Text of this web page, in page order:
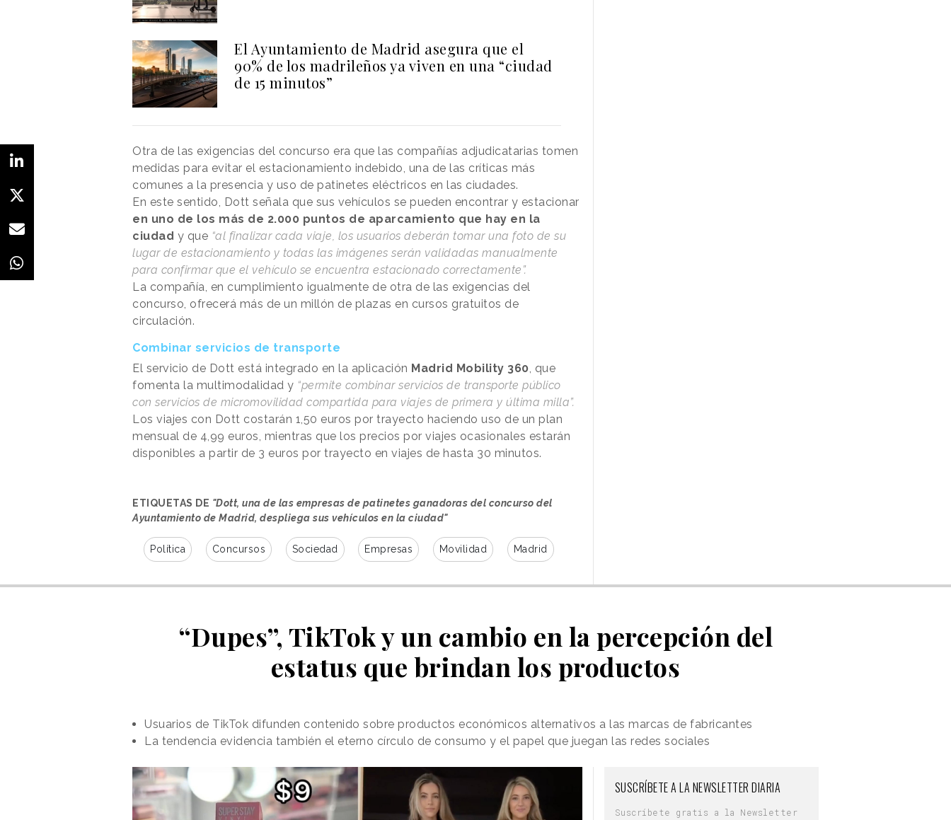
El Ayuntamiento de Madrid asegura que el
90% de los madrileños ya viven en una “ciudad
de 15 minutos”
Otra de las exigencias del concurso era que las compañías adjudicatarias tomen
medidas para evitar el estacionamiento indebido, una de las críticas más
comunes a la presencia y uso de patinetes eléctricos en las ciudades.
En este sentido, Dott señala que sus vehículos se pueden encontrar y estacionar
en uno de los más de 2.000 puntos de aparcamiento que hay en la
ciudad y que “al finalizar cada viaje, los usuarios deberán tomar una foto de su
lugar de estacionamiento y todas las imágenes serán validadas manualmente
para confirmar que el vehículo se encuentra estacionado correctamente”.
La compañía, en cumplimiento igualmente de otra de las exigencias del
concurso, ofrecerá más de un millón de plazas en cursos gratuitos de
circulación.
Combinar servicios de transporte
El servicio de Dott está integrado en la aplicación Madrid Mobility 360 , que
fomenta la multimodalidad y “permite combinar servicios de transporte público
con servicios de micromovilidad compartida para viajes de primera y última milla”.
Los viajes con Dott costarán 1,50 euros por trayecto haciendo uso de un plan
mensual de 4,99 euros, mientras que los precios por viajes ocasionales estarán
disponibles a partir de 3 euros por trayecto en viajes de hasta 30 minutos.
ETIQUETAS DE "Dott, una de las empresas de patinetes ganadoras del concurso del
Ayuntamiento de Madrid, despliega sus vehículos en la ciudad"
Política Concursos Sociedad Empresas Movilidad Madrid
“Dupes”, TikTok y un cambio en la percepción del
estatus que brindan los productos
Usuarios de TikTok difunden contenido sobre productos económicos alternativos a las marcas de fabricantes
La tendencia evidencia también el eterno círculo de consumo y el papel que juegan las redes sociales
SUSCRÍBETE A LA NEWSLETTER DIARIA
Suscríbete gratis a la Newsletter